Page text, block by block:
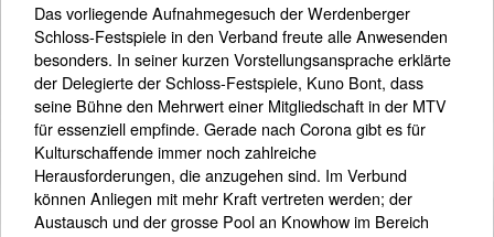
Das vorliegende Aufnahmegesuch der Werdenberger
Schloss-Festspiele in den Verband freute alle Anwesenden
besonders. In seiner kurzen Vorstellungsansprache erklärte
der Delegierte der Schloss-Festspiele, Kuno Bont, dass
seine Bühne den Mehrwert einer Mitgliedschaft in der MTV
für essenziell empfinde. Gerade nach Corona gibt es für
Kulturschaffende immer noch zahlreiche
Herausforderungen, die anzugehen sind. Im Verbund
können Anliegen mit mehr Kraft vertreten werden; der
Austausch und der grosse Pool an Knowhow im Bereich